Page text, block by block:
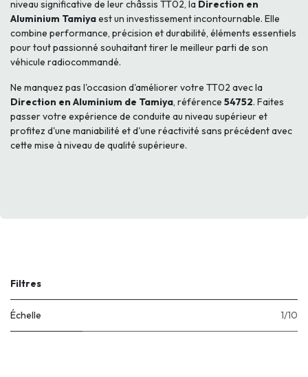
niveau significative de leur châssis TT02, la Direction en
Aluminium Tamiyaest un investissement incontournable. Elle
combine performance, précision et durabilité, éléments essentiels
pour tout passionné souhaitant tirer le meilleur parti de son
véhicule radiocommandé.
Ne manquez pas l'occasion d'améliorer votre TT02 avec la
Direction en Aluminium de Tamiya, référence 54752. Faites
passer votre expérience de conduite au niveau supérieur et
profitez d'une maniabilité et d'une réactivité sans précédent avec
cette mise à niveau de qualité supérieure.
Filtres
Échelle 1/10